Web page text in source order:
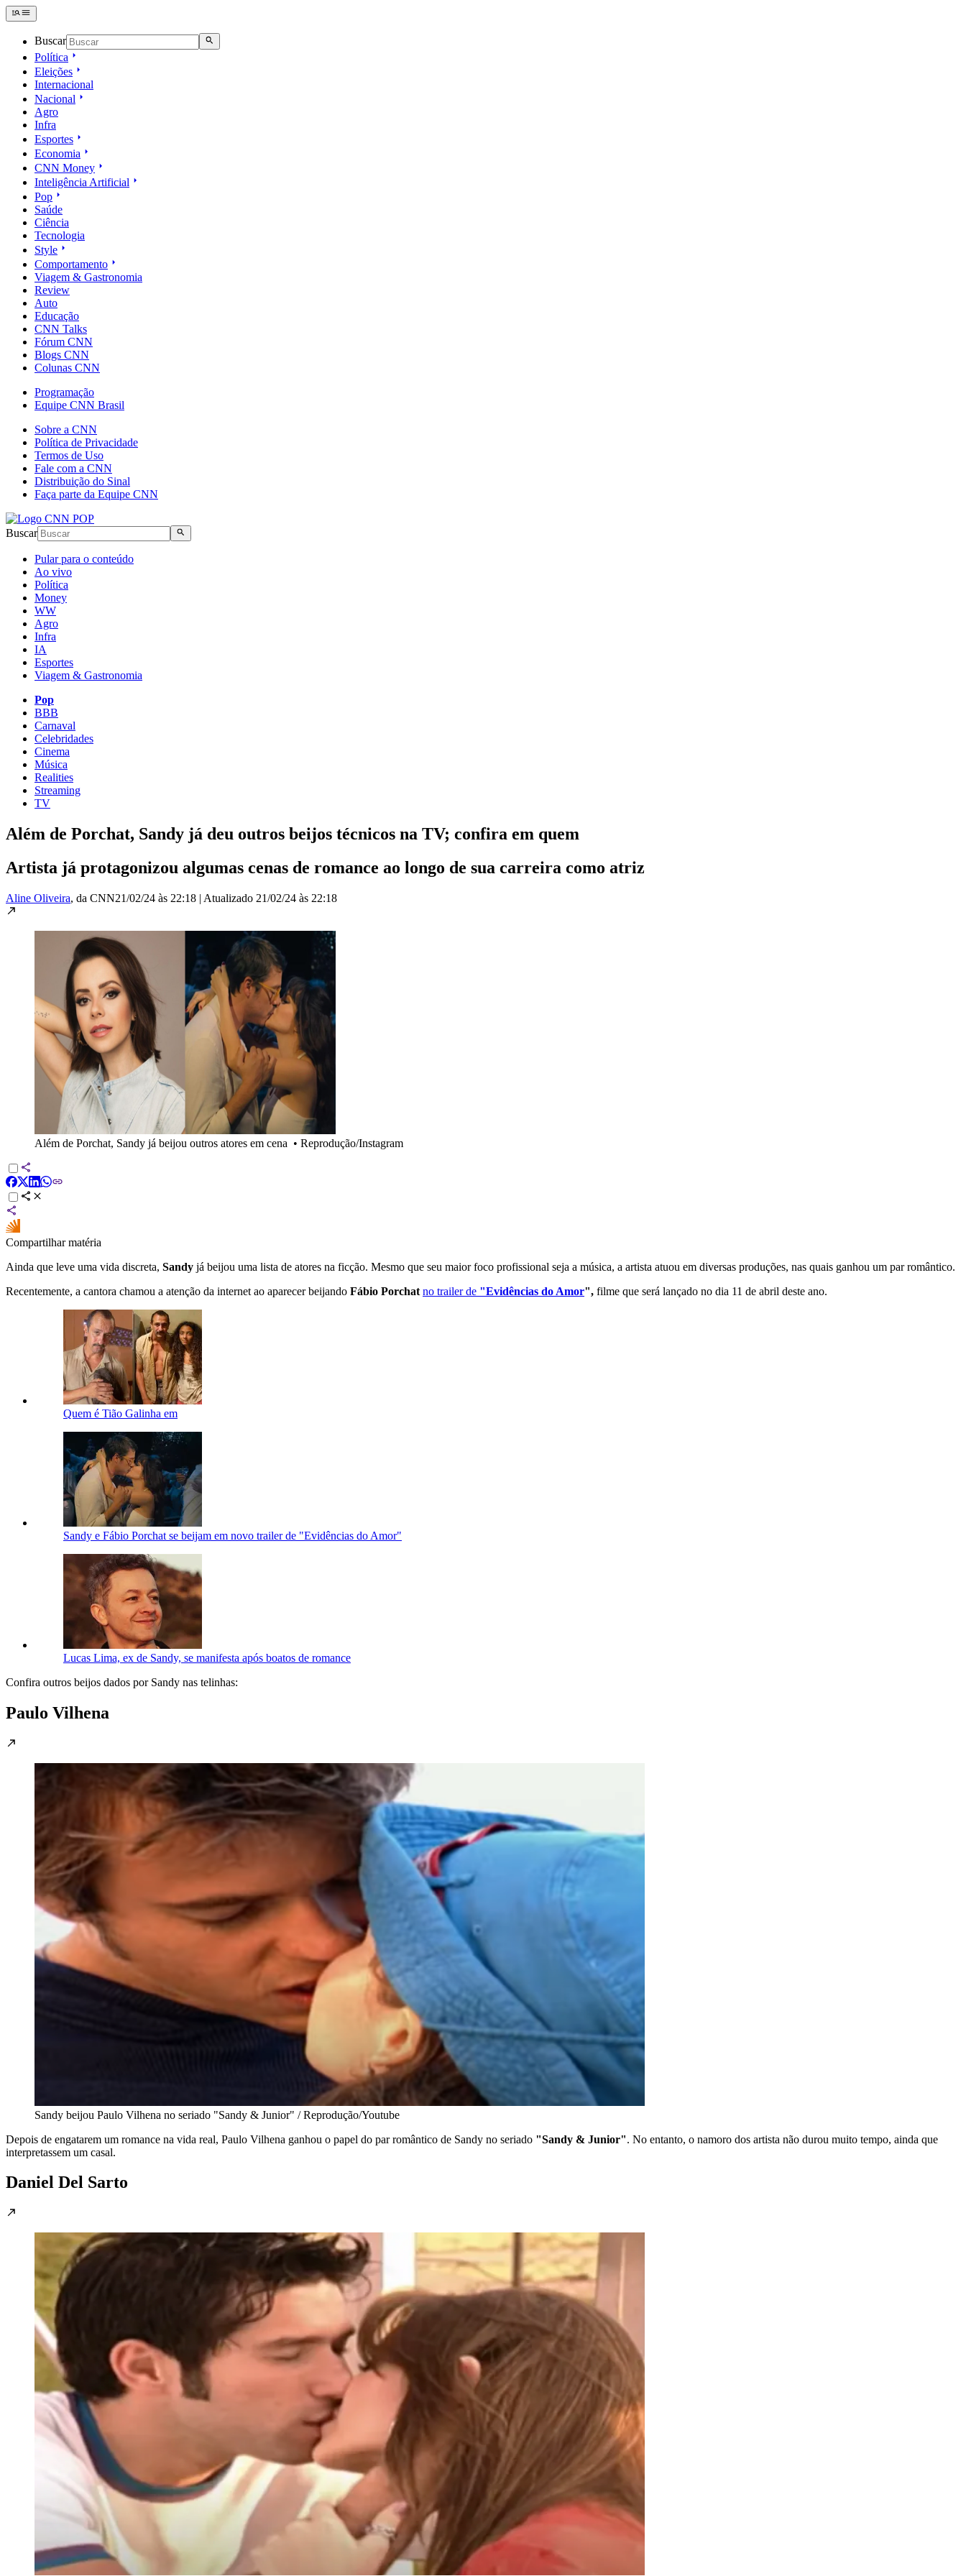
Buscar
Política
Eleições
Internacional
Nacional
Agro
Infra
Esportes
Economia
CNN Money
Inteligência Artificial
Pop
Saúde
Ciência
Tecnologia
Style
Comportamento
Viagem & Gastronomia
Review
Auto
Educação
CNN Talks
Fórum CNN
Blogs CNN
Colunas CNN
Programação
Equipe CNN Brasil
Sobre a CNN
Política de Privacidade
Termos de Uso
Fale com a CNN
Distribuição do Sinal
Faça parte da Equipe CNN
Buscar
Pular para o conteúdo
Ao vivo
Política
Money
WW
Agro
Infra
IA
Esportes
Viagem & Gastronomia
Pop
BBB
Carnaval
Celebridades
Cinema
Música
Realities
Streaming
TV
Além de Porchat, Sandy já deu outros beijos técnicos na TV; confira em quem
Artista já protagonizou algumas cenas de romance ao longo de sua carreira como atriz
Aline Oliveira, da CNN21/02/24 às 22:18 | Atualizado 21/02/24 às 22:18
Além de Porchat, Sandy já beijou outros atores em cena • Reprodução/Instagram
Compartilhar matéria
Ainda que leve uma vida discreta, Sandy já beijou uma lista de atores na ficção. Mesmo que seu maior foco profissional seja a música, a artista atuou em diversas produções, nas quais ganhou um par romântico.
Recentemente, a cantora chamou a atenção da internet ao aparecer beijando Fábio Porchat no trailer de "Evidências do Amor", filme que será lançado no dia 11 de abril deste ano.
Quem é Tião Galinha em
Sandy e Fábio Porchat se beijam em novo trailer de "Evidências do Amor"
Lucas Lima, ex de Sandy, se manifesta após boatos de romance
Confira outros beijos dados por Sandy nas telinhas:
Paulo Vilhena
Sandy beijou Paulo Vilhena no seriado "Sandy & Junior" / Reprodução/Youtube
Depois de engatarem um romance na vida real, Paulo Vilhena ganhou o papel do par romântico de Sandy no seriado "Sandy & Junior". No entanto, o namoro dos artista não durou muito tempo, ainda que
interpretassem um casal.
Daniel Del Sarto